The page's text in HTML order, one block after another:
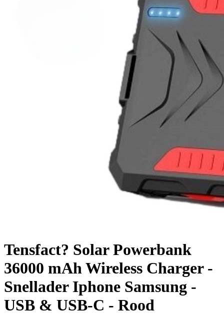
Tensfact? Solar Powerbank
36000 mAh Wireless Charger -
Snellader Iphone Samsung -
USB & USB-C - Rood